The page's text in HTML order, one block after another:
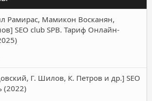
Рамирас, Мамикон Восканян,
SEO club SPB. Тариф Онлайн-
Г. Шилов, К. Петров и др.] SEO
(2022)